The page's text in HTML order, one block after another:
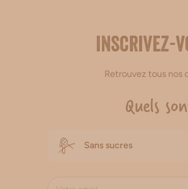
Inscrivez-
Retrouvez tous nos
Quels
Sans sucres